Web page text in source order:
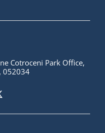
Cotroceni Park Office,
052034